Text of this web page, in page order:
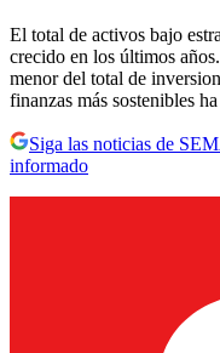
El total de activos bajo
crecido en los últimos
menor del total de
finanzas más sostenibles
Siga las noticias de
informado